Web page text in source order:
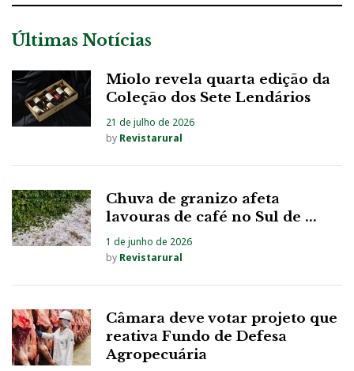
Últimas Notícias
Miolo revela quarta edição da
Coleção dos Sete Lendários
21 de julho de 2026
by Revistarural
Chuva de granizo afeta
lavouras de café no Sul de ...
1 de junho de 2026
by Revistarural
Câmara deve votar projeto que
reativa Fundo de Defesa
Agropecuária